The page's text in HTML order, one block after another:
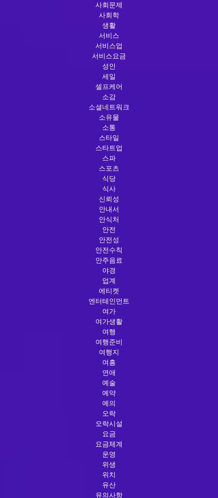
사회문제
사회학
생활
서비스
서비스업
서비스요금
성인
세일
셀프케어
소감
소셜네트워크
소유물
소통
스타일
스타트업
스파
스포츠
식당
식사
신뢰성
안내서
안식처
안전
안전성
안전수칙
안주음료
야경
업계
에티켓
엔터테인먼트
여가
여가생활
여행
여행준비
여행지
여흥
연애
예술
예약
예의
오락
오락시설
요금
요금체계
운영
위생
위치
유산
유의사항